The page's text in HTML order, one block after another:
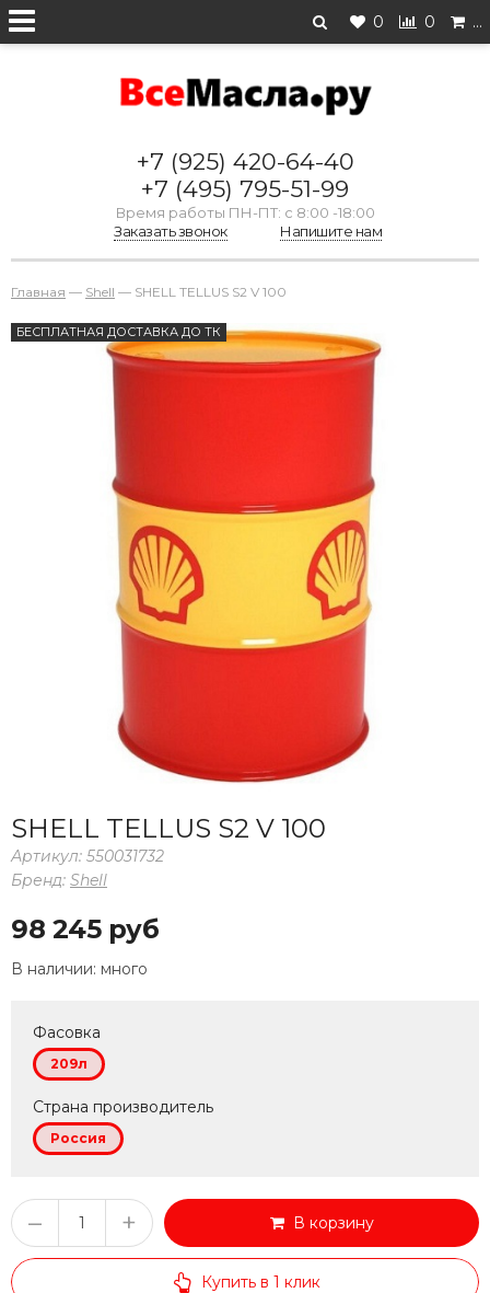
0 0 …
+7 (925) 420-64-40
+7 (495) 795-51-99
Время работы ПН-ПТ: с 8:00 -18:00
Заказать звонок
Напишите нам
Главная — Shell — SHELL TELLUS S2 V 100
БЕСПЛАТНАЯ ДОСТАВКА ДО ТК
SHELL TELLUS S2 V 100
Артикул: 550031732
Бренд: Shell
98 245 руб
В наличии: много
Фасовка
209л
Страна производитель
Россия
– + В корзину
Купить в 1 клик